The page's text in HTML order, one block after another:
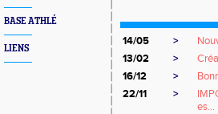
BASE ATHLÉ
LIENS
14/05 >
13/02
>
16/12
>
22/11
>
es...